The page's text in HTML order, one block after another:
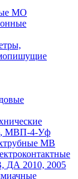
МО
МВП-4-Уф
МВ
ДА 2010, 2005